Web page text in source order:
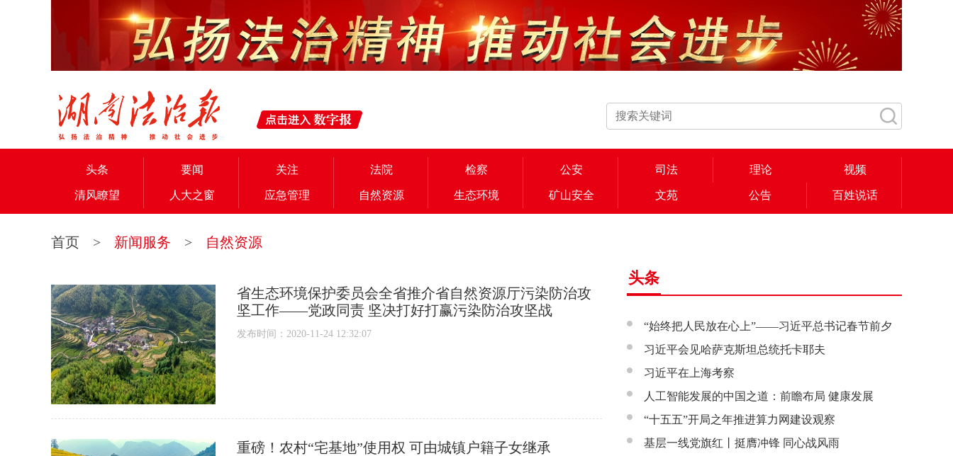
头条 要闻 关注 法院 检察 公安 司法 理论 视频
清风瞭望 人大之窗 应急管理 自然资源 生态环境 矿山安全 文苑 公告 百姓说话
首页 > 新闻服务 > 自然资源
省生态环境保护委员会全省推介省自然资源厅污染防治攻
坚工作——党政同责 坚决打好打赢污染防治攻坚战
发布时间：2020-11-24 12:32:07
重磅！农村“宅基地”使用权 可由城镇户籍子女继承
头条
“始终把人民放在心上”——习近平总书记春节前夕
赴辽宁看望慰问基层干部群众纪实
习近平会见哈萨克斯坦总统托卡耶夫
习近平在上海考察
人工智能发展的中国之道：前瞻布局 健康发展
“十五五”开局之年推进算力网建设观察
基层一线党旗红丨挺膺冲锋 同心战风雨